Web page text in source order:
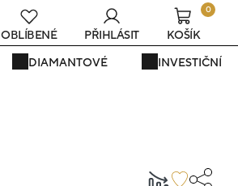
DIAMANTOVÉ INVESTIČNÍ
OBLÍBENÉ PŘIHLÁSIT
0
KOŠÍK